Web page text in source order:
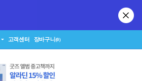
고객센터 장바구니(0)